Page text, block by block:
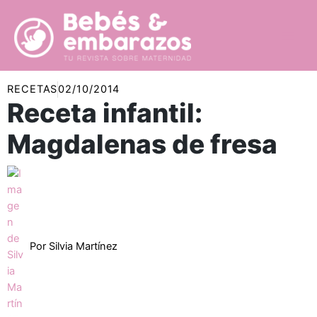
contenido
RECETAS02/10/2014
Receta infantil:
Magdalenas de fresa
Por Silvia Martínez